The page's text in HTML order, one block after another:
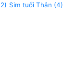
Sim tuổi Thân (4)